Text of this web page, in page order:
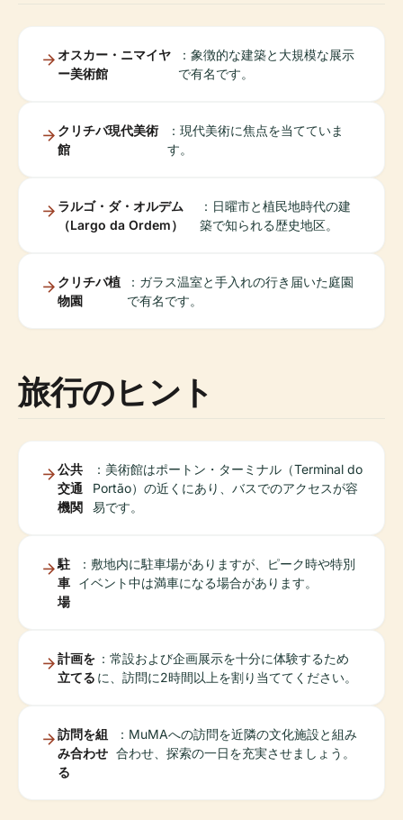
オスカー・ニマイヤ
ー美術館
：象徴的な建築と大規模な展示
で有名です。
クリチバ現代美術
館
：現代美術に焦点を当てていま
す。
ラルゴ・ダ・オルデム
（Largo da Ordem）
：日曜市と植民地時代の建
築で知られる歴史地区。
クリチバ植
物園
：ガラス温室と手入れの行き届いた庭園
で有名です。
旅行のヒント
公共
交通
機関
：美術館はポートン・ターミナル（Terminal do
Portão）の近くにあり、バスでのアクセスが容
易です。
駐
車
場
：敷地内に駐車場がありますが、ピーク時や特別
イベント中は満車になる場合があります。
計画を
立てる
：常設および企画展示を十分に体験するため
に、訪問に2時間以上を割り当ててください。
訪問を組
み合わせ
る
：MuMAへの訪問を近隣の文化施設と組み
合わせ、探索の一日を充実させましょう。